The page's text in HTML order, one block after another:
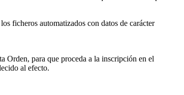
ficheros automatizados con datos de carácter
Orden, para que proceda a la inscripción en el
al efecto.